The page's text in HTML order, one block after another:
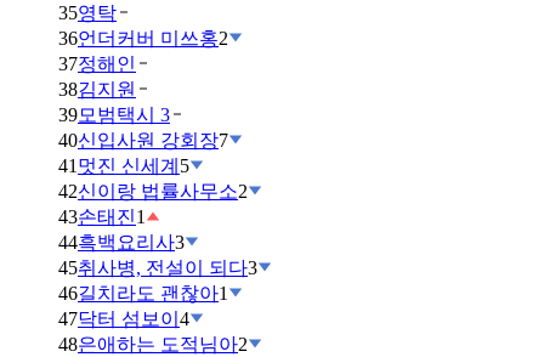
35영탁
36언더커버 미쓰홍2
37정해인
38김지원
39모범택시 3
40신입사원 강회장7
41 멋진 신세계 5
42신이랑 법률사무소2
43손태진1
44흑백요리사3
45취사병, 전설이 되다3
46길치라도 괜찮아1
47닥터 섬보이 4
48은애하는 도적님아2